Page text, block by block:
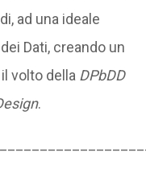
ad una ideale
Dati, creando un
volto della DPbDD
.